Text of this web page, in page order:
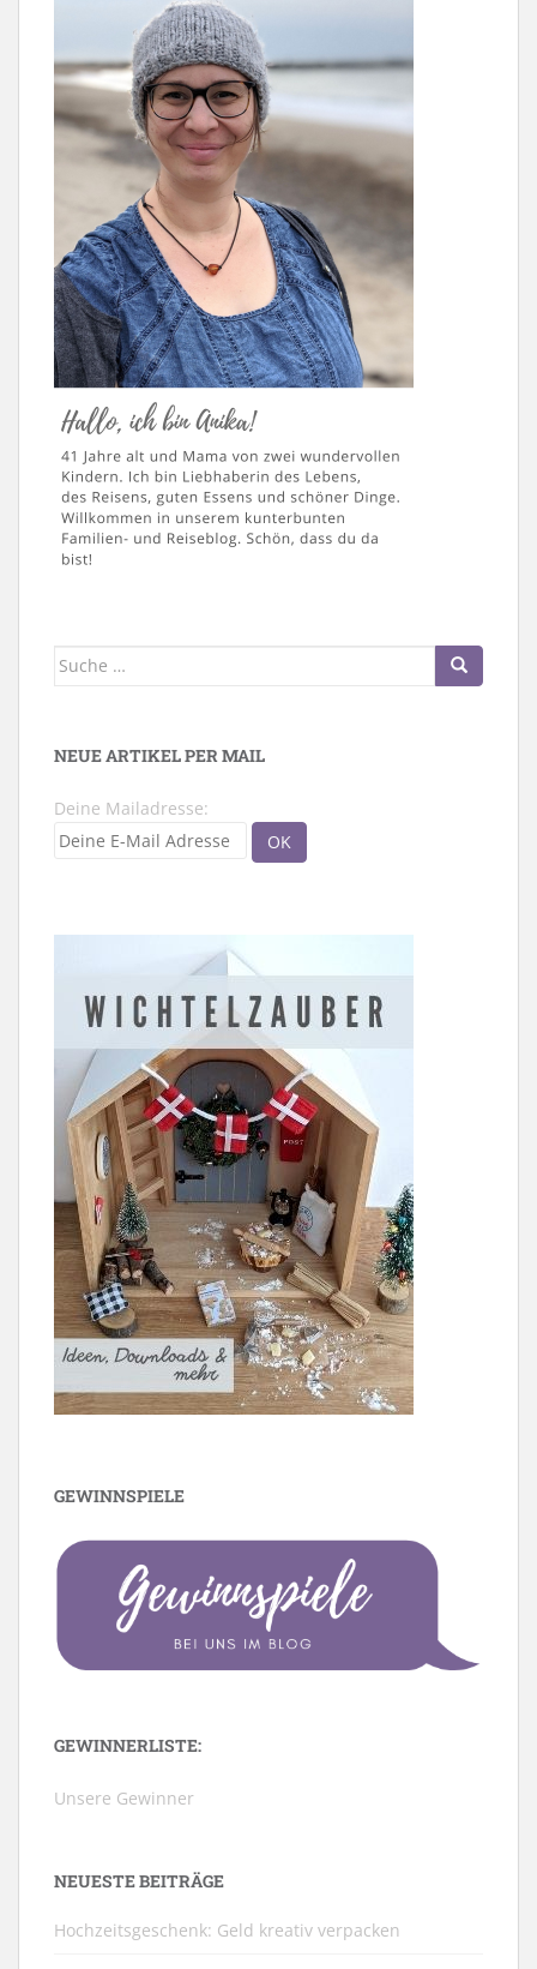
Suche
NEUE ARTIKEL PER MAIL
Deine Mailadresse:
GEWINNSPIELE
GEWINNERLISTE:
Unsere Gewinner
NEUESTE BEITRÄGE
Hochzeitsgeschenk: Geld kreativ verpacken